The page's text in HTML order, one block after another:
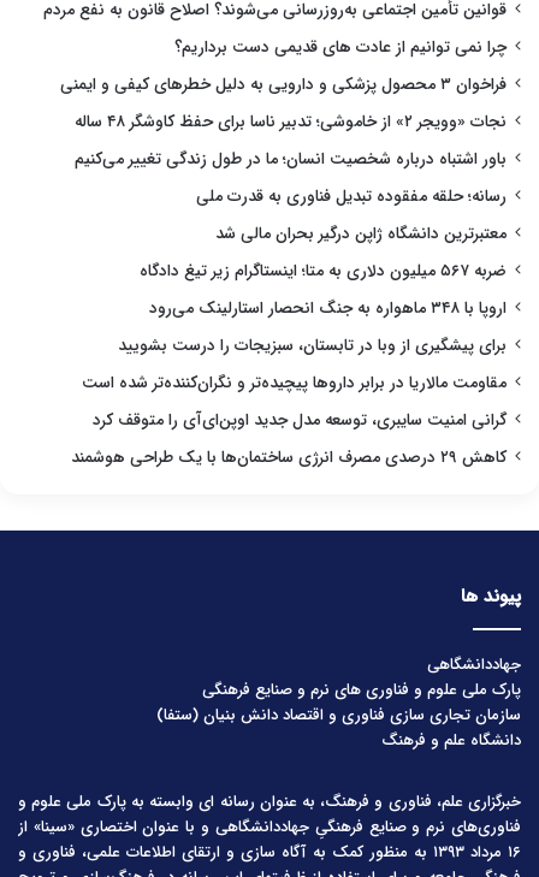
قوانین تأمین اجتماعی به‌روزرسانی می‌شوند؟ اصلاح قانون به نفع مردم
چرا نمی توانیم از عادت های قدیمی دست برداریم؟
فراخوان ۳ محصول پزشکی و دارویی به دلیل خطرهای کیفی و ایمنی
نجات «وویجر ۲» از خاموشی؛ تدبیر ناسا برای حفظ کاوشگر ۴۸ ساله
باور اشتباه درباره شخصیت انسان؛ ما در طول زندگی تغییر می‌کنیم
رسانه؛ حلقه مفقوده تبدیل فناوری به قدرت ملی
معتبرترین دانشگاه ژاپن درگیر بحران مالی شد
ضربه ۵۶۷ میلیون دلاری به متا؛ اینستاگرام زیر تیغ دادگاه
اروپا با ۳۴۸ ماهواره به جنگ انحصار استارلینک می‌رود
برای پیشگیری از وبا در تابستان، سبزیجات را درست بشویید
مقاومت مالاریا در برابر داروها پیچیده‌تر و نگران‌کننده‌تر شده است
گرانی امنیت سایبری، توسعه مدل جدید اوپن‌ای‌آی را متوقف کرد
کاهش ۲۹ درصدی مصرف انرژی ساختمان‌ها با یک طراحی هوشمند
پیوند ها
جهاددانشگاهی
پارک ملی علوم و فناوری های نرم و صنایع فرهنگی
سازمان تجاری سازی فناوری و اقتصاد دانش بنیان (ستفا)
دانشگاه علم و فرهنگ
خبرگزاری علم، فناوری و فرهنگ، به عنوان رسانه ای وابسته به پارک ملی علوم و
فناوری‌های نرم و صنایع فرهنگیِ جهاددانشگاهی و با عنوان اختصاری «سینا» از
۱۶ مرداد ۱۳۹۳ به منظور کمک به آگاه سازی و ارتقای اطلاعات علمی، فناوری و